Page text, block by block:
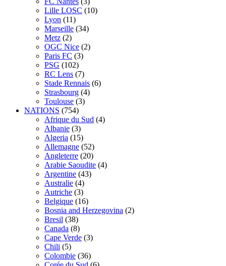
Lille LOSC (10)
Lyon (11)
Marseille (34)
Metz (2)
OGC Nice (2)
Paris FC (3)
PSG (102)
RC Lens (7)
Stade Rennais (6)
Strasbourg (4)
Toulouse (3)
NATIONS (754)
Afrique du Sud (4)
Albanie (3)
Algeria (15)
Allemagne (52)
Angleterre (20)
Arabie Saoudite (4)
Argentine (43)
Australie (4)
Autriche (3)
Belgique (16)
Bosnia and Herzegovina (2)
Bresil (38)
Canada (8)
Cape Verde (3)
Chili (5)
Colombie (36)